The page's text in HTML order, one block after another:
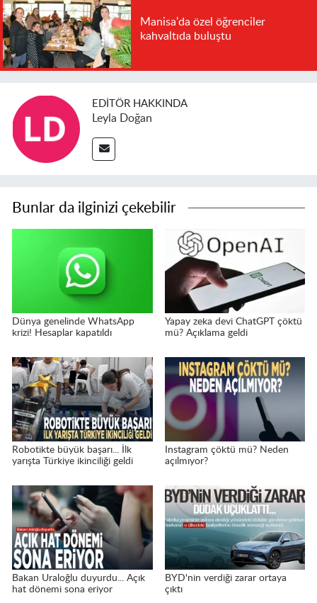
Manisa'da özel öğrenciler
kahvaltıda buluştu
EDITÖR HAKKINDA
Leyla Doğan
Bunlar da ilginizi çekebilir
Dünya genelinde WhatsApp
krizi! Hesaplar kapatıldı
Yapay zeka devi ChatGPT çöktü
mü? Açıklama geldi
Robotikte büyük başarı... İlk
yarışta Türkiye ikinciliği geldi
Instagram çöktü mü? Neden
açılmıyor?
Bakan Uraloğlu duyurdu... Açık
hat dönemi sona eriyor
BYD'nin verdiği zarar ortaya
çıktı